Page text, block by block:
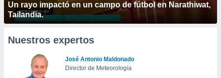
Un rayo impactó en un campo de fútbol en Narathiwat,
Tailandia.
Nuestros expertos
José Antonio Maldonado
Director de Meteorología